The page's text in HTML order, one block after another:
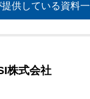
供している資料
株式会社